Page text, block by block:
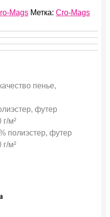
Mags Метка: Cro-Mags
пенье,
футер
г/м²
полиэстер, футер
г/м²